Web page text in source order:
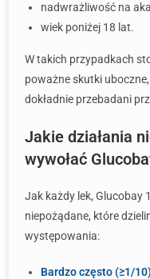
nadwrażliwość na
wiek poniżej 18 lat.
W takich przypadkach
poważne skutki
dokładnie przebadani
Jakie działania
wywołać
Jak każdy lek, Glucobay
niepożądane, które
występowania:
Bardzo często (≥1/